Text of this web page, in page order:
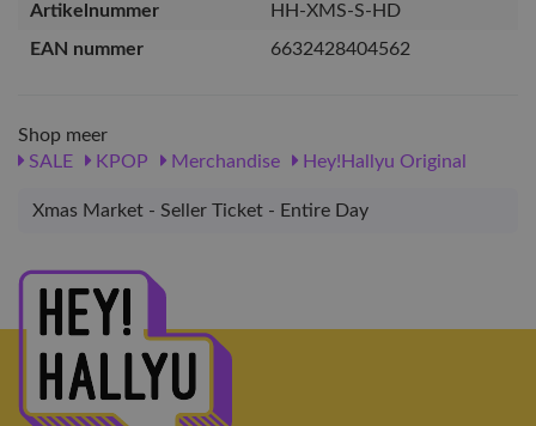
Artikelnummer
HH-XMS-S-HD
EAN nummer
6632428404562
Shop meer
SALE
KPOP Merchandise Hey!Hallyu Original
Xmas Market - Seller Ticket - Entire Day